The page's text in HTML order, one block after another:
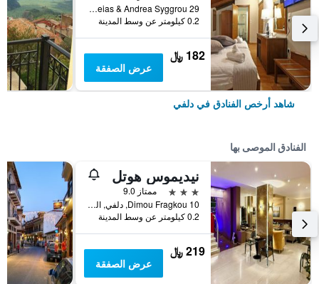
Ifigeneias & Andrea Syggrou 29, دلفي, اليونان
0.2 كيلومتر عن وسط المدينة
182 ﷼
عرض الصفقة
شاهد أرخص الفنادق في دلفي
الفنادق الموصى بها
نيديموس هوتل
3 نجوم
ممتاز 9.0
10 Dimou Fragkou, دلفي, اليونان
0.2 كيلومتر عن وسط المدينة
219 ﷼
عرض الصفقة